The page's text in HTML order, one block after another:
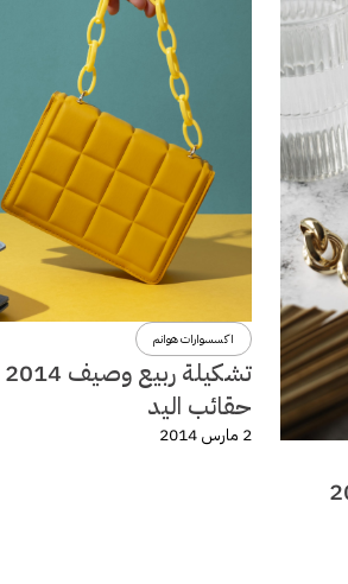
اكسسوارات هوانم
حقائب اليد
2 مارس 2014